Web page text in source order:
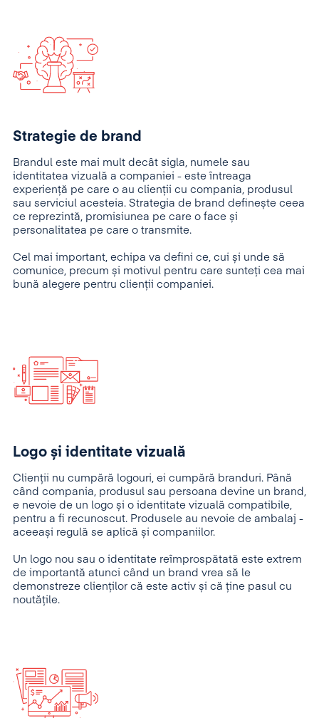
Strategie de brand
Brandul este mai mult decât sigla, numele sau
identitatea vizuală a companiei - este întreaga
experiență pe care o au clienții cu compania, produsul
sau serviciul acesteia. Strategia de brand definește ceea
ce reprezintă, promisiunea pe care o face și
personalitatea pe care o transmite.
Cel mai important, echipa va defini ce, cui și unde să
comunice, precum și motivul pentru care sunteți cea mai
bună alegere pentru clienții companiei.
Logo și identitate vizuală
Clienții nu cumpără logouri, ei cumpără branduri. Până
când compania, produsul sau persoana devine un brand,
e nevoie de un logo și o identitate vizuală compatibile,
pentru a fi recunoscut. Produsele au nevoie de ambalaj -
aceeași regulă se aplică și companiilor.
Un logo nou sau o identitate reîmprospătată este extrem
de importantă atunci când un brand vrea să le
demonstreze clienților că este activ și că ține pasul cu
noutățile.